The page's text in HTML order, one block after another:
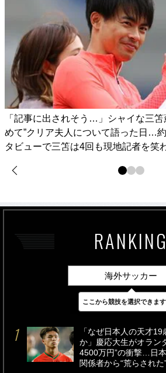
「記事に出されそう…」シャイな三笘
めて”クリア夫人について語った日…
タビューで三笘は4回も現地記者を笑
RANKING
海外サッカー
最新 24時間
「なぜ日本人の天才
か」慶応大生がオラン
4500万円”の衝撃…日
関係者から“荒らされた
ここから競技を選択できます